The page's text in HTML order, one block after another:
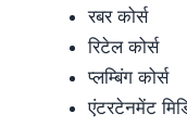
रबर कोर्स
रिटेल कोर्स
प्लम्बिंग कोर्स
एंटरटेनमेंट